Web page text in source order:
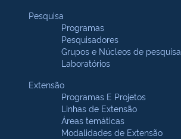
Pesquisa
Programas
Pesquisadores
Grupos e Núcleos de pesquisa
Laboratórios
Extensão
Programas E Projetos
Linhas de Extensão
Áreas temáticas
Modalidades de Extensão